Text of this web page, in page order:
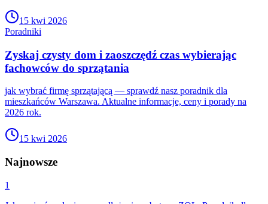
15 kwi 2026
Poradniki
Zyskaj czysty dom i zaoszczędź czas wybierając
fachowców do sprzątania
jak wybrać firmę sprzątającą — sprawdź nasz poradnik dla
mieszkańców Warszawa. Aktualne informacje, ceny i porady na
2026 rok.
15 kwi 2026
Najnowsze
1